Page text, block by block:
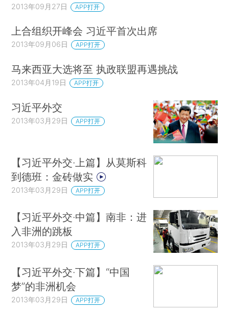
2013年09月27日 APP打开
上合组织开峰会 习近平首次出席
2013年09月06日 APP打开
马来西亚大选将至 执政联盟再遇挑战
2013年04月19日 APP打开
习近平外交
2013年03月29日 APP打开
【习近平外交·上篇】从莫斯科
到德班：金砖做实
2013年03月29日 APP打开
【习近平外交·中篇】南非：进
入非洲的跳板
2013年03月29日 APP打开
【习近平外交·下篇】“中国
梦”的非洲机会
2013年03月29日 APP打开